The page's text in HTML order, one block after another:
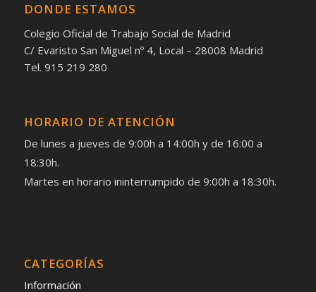
DONDE ESTAMOS
Colegio Oficial de Trabajo Social de Madrid
C/ Evaristo San Miguel nº 4, Local – 28008 Madrid
Tel. 915 219 280
HORARIO DE ATENCIÓN
De lunes a jueves de 9:00h a 14:00h y de 16:00 a
18:30h.
Martes en horario ininterrumpido de 9:00h a 18:30h.
CATEGORÍAS
Información